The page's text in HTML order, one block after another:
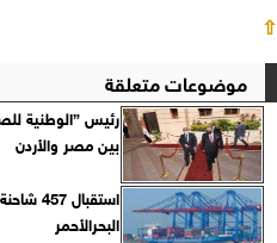
⇧
موضوعات متعلقة
رئيس ”الوطنية
بين مصر والأردن
البحرالأحمر